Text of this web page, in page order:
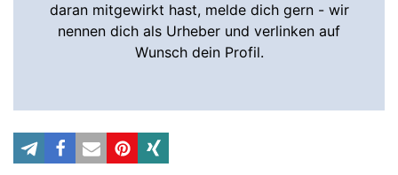
daran mitgewirkt hast, melde dich gern - wir
nennen dich als Urheber und verlinken auf
Wunsch dein Profil.